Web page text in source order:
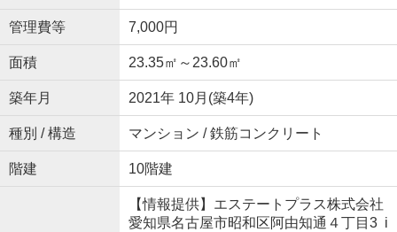
管理費等 7,000円
面積 23.35㎡～23.60㎡
築年月 2021年 10月(築4年)
種別 / 構造 マンション / 鉄筋コンクリート
階建 10階建
【情報提供】エステートプラス株式会社
愛知県名古屋市昭和区阿由知通４丁目3 i